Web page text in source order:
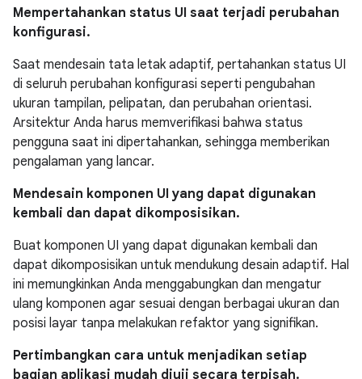
Mempertahankan status UI saat terjadi perubahan
konfigurasi.
Saat mendesain tata letak adaptif, pertahankan status UI
di seluruh perubahan konfigurasi seperti pengubahan
ukuran tampilan, pelipatan, dan perubahan orientasi.
Arsitektur Anda harus memverifikasi bahwa status
pengguna saat ini dipertahankan, sehingga memberikan
pengalaman yang lancar.
Mendesain komponen UI yang dapat digunakan
kembali dan dapat dikomposisikan.
Buat komponen UI yang dapat digunakan kembali dan
dapat dikomposisikan untuk mendukung desain adaptif. Hal
ini memungkinkan Anda menggabungkan dan mengatur
ulang komponen agar sesuai dengan berbagai ukuran dan
posisi layar tanpa melakukan refaktor yang signifikan.
Pertimbangkan cara untuk menjadikan setiap
bagian aplikasi mudah diuji secara terpisah.